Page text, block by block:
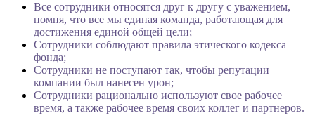
Все сотрудники относятся друг к другу с уважением,
помня, что все мы единая команда, работающая для
достижения единой общей цели;
Сотрудники соблюдают правила этического кодекса
фонда;
Сотрудники не поступают так, чтобы репутации
компании был нанесен урон;
Сотрудники рационально используют свое рабочее
время, а также рабочее время своих коллег и партнеров.